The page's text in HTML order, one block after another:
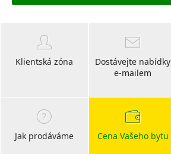
Klientská zóna
Dostávejte nabídky
e-mailem
Jak prodáváme Cena Vašeho bytu